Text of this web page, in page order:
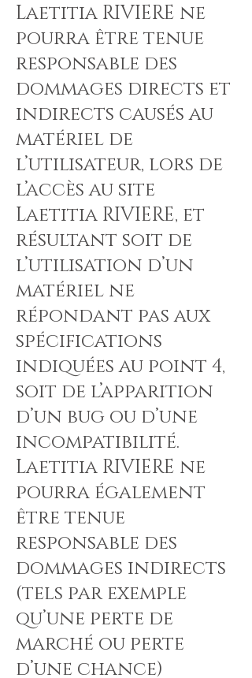
Laetitia RIVIERE ne
pourra être tenue
responsable des
dommages directs et
indirects causés au
matériel de
l’utilisateur, lors de
l’accès au site
Laetitia RIVIERE, et
résultant soit de
l’utilisation d’un
matériel ne
répondant pas aux
spécifications
indiquées au point 4,
soit de l’apparition
d’un bug ou d’une
incompatibilité.
Laetitia RIVIERE ne
pourra également
être tenue
responsable des
dommages indirects
(tels par exemple
qu’une perte de
marché ou perte
d’une chance)